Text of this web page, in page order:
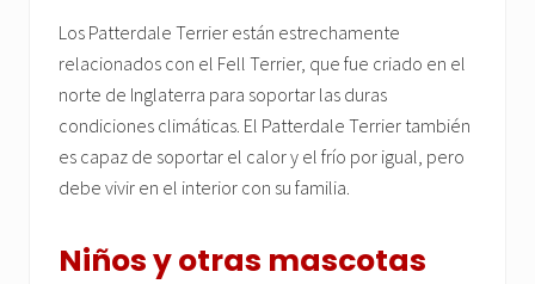
Los Patterdale Terrier están estrechamente
relacionados con el Fell Terrier, que fue criado en el
norte de Inglaterra para soportar las duras
condiciones climáticas. El Patterdale Terrier también
es capaz de soportar el calor y el frío por igual, pero
debe vivir en el interior con su familia.
Niños y otras mascotas